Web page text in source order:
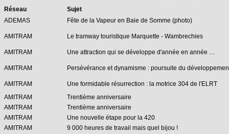
Réseau
Sujet
ADEMAS
Fête de la Vapeur en Baie de Somme (photo)
AMITRAM Le tramway touristique Marquette - Wambrechies
AMITRAM Une attraction qui se développe d'année en année …
AMITRAM Persévérance et dynamisme : poursuite du
AMITRAM
Une formidable résurrection : la motrice 304 de l'ELRT
AMITRAM
Trentième anniversaire
AMITRAM
Trentième anniversaire
AMITRAM
Une nouvelle étape pour la 420
AMITRAM
9 000 heures de travail mais quel bijou !